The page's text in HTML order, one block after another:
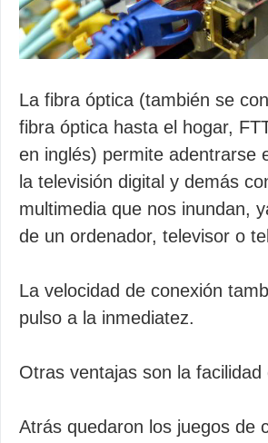
La fibra óptica (también se
fibra óptica hasta el hogar,
en inglés) permite adentrarse
la televisión digital y demás
multimedia que nos inundan,
de un ordenador, televisor o
La velocidad de conexión
pulso a la inmediatez.
Otras ventajas son la facilidad
Atrás quedaron los juegos de